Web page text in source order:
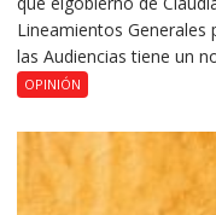
Lineamientos Generales
las Audiencias tiene un
OPINIÓN